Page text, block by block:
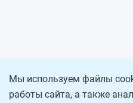
Мы используем файлы
работы сайта, а также